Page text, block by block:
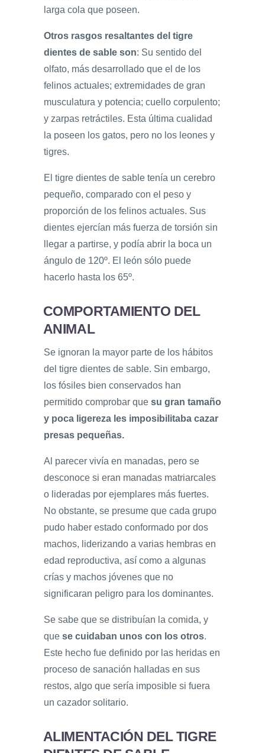
larga cola que poseen.
Otros rasgos resaltantes del tigre
dientes de sable son: Su sentido del
olfato, más desarrollado que el de los
felinos actuales; extremidades de gran
musculatura y potencia; cuello corpulento;
y zarpas retráctiles. Esta última cualidad
la poseen los gatos, pero no los leones y
tigres.
El tigre dientes de sable tenía un cerebro
pequeño, comparado con el peso y
proporción de los felinos actuales. Sus
dientes ejercían más fuerza de torsión sin
llegar a partirse, y podía abrir la boca un
ángulo de 120º. El león sólo puede
hacerlo hasta los 65º.
COMPORTAMIENTO DEL
ANIMAL
Se ignoran la mayor parte de los hábitos
del tigre dientes de sable. Sin embargo,
los fósiles bien conservados han
permitido comprobar que su gran tamaño
y poca ligereza les imposibilitaba cazar
presas pequeñas.
Al parecer vivía en manadas, pero se
desconoce si eran manadas matriarcales
o lideradas por ejemplares más fuertes.
No obstante, se presume que cada grupo
pudo haber estado conformado por dos
machos, liderizando a varias hembras en
edad reproductiva, así como a algunas
crías y machos jóvenes que no
significaran peligro para los dominantes.
Se sabe que se distribuían la comida, y
que se cuidaban unos con los otros.
Este hecho fue definido por las heridas en
proceso de sanación halladas en sus
restos, algo que sería imposible si fuera
un cazador solitario.
ALIMENTACIÓN DEL TIGRE